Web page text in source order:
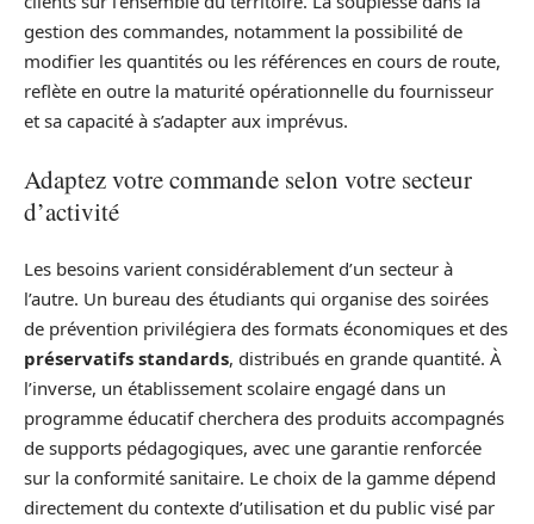
gestion des commandes, notamment la possibilité de
modifier les quantités ou les références en cours de route,
reflète en outre la maturité opérationnelle du fournisseur
et sa capacité à s’adapter aux imprévus.
Adaptez votre commande selon votre secteur
d’activité
Les besoins varient considérablement d’un secteur à
l’autre. Un bureau des étudiants qui organise des soirées
de prévention privilégiera des formats économiques et des
préservatifs standards, distribués en grande quantité. À
l’inverse, un établissement scolaire engagé dans un
programme éducatif cherchera des produits accompagnés
de supports pédagogiques, avec une garantie renforcée
sur la conformité sanitaire. Le choix de la gamme dépend
directement du contexte d’utilisation et du public visé par